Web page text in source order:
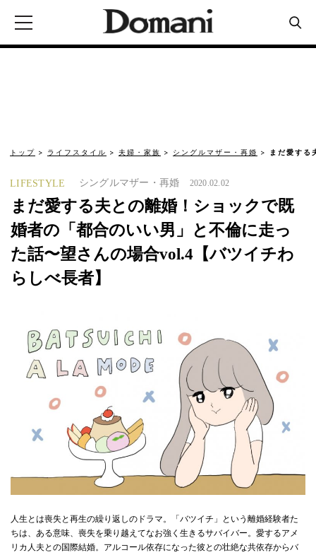
トップ ライフスタイル 夫婦・家族 シングルマザー・再婚 まだ愛する
LIFESTYLE シングルマザー・再婚 2020.02.02
まだ愛する夫との離婚！ショックで既
婚者の「都合のいい男」と不倫に走っ
た話〜望さんの場合vol.4【バツイチわ
らしべ長者】
人生とは喪失と再生の繰り返しのドラマ。「バツイチ」という離婚経験者た
ちは、ある意味、喪失を乗り越えてなお強く生きるサバイバー。愛するアメ
リカ人夫との国際結婚。アルコール依存になった彼との壮絶な共依存からバ